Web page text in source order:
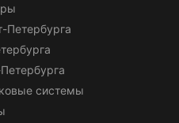
Петербурга
системы